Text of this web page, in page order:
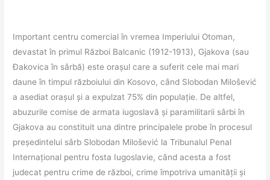
Important centru comercial în vremea Imperiului Otoman,
devastat în primul Război Balcanic (1912-1913), Gjakova (sau
Đakovica în sârbă) este orașul care a suferit cele mai mari
daune în timpul războiului din Kosovo, când Slobodan Milošević
a asediat orașul și a expulzat 75% din populație. De altfel,
abuzurile comise de armata iugoslavă și paramilitarii sârbi în
Gjakova au constituit una dintre principalele probe în procesul
președintelui sârb Slobodan Milošević la Tribunalul Penal
Internațional pentru fosta Iugoslavie, când acesta a fost
judecat pentru crime de război, crime împotriva umanității și